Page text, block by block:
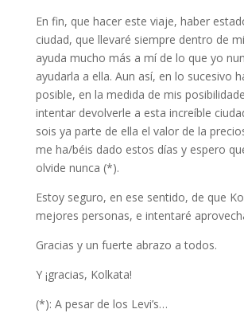
En fin, que hacer este viaje, haber
ciudad, que llevaré siempre dentro de
ayuda mucho más a mí de lo que yo
ayudarla a ella. Aun así, en lo sucesivo
posible, en la medida de mis
intentar devolverle a esta increíble
sois ya parte de ella el valor de la
me ha/béis dado estos días y espero
olvide nunca (*).
Estoy seguro, en ese sentido, de que
mejores personas, e intentaré
Gracias y un fuerte abrazo a todos.
Y ¡gracias, Kolkata!
(*): A pesar de los Levi’s…